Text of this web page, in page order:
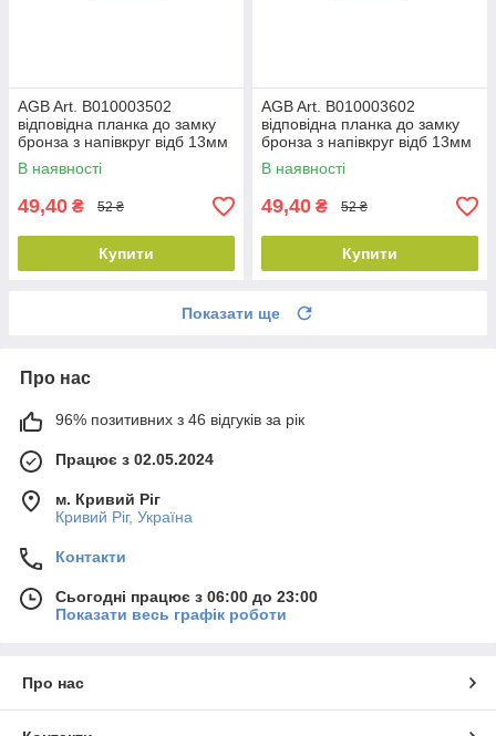
AGB Art. B010003502
відповідна планка до замку
бронза з напівкруг відб 13мм
пр DX
В наявності
49,40 ₴ 52 ₴
Купити
AGB Art. B010003602
відповідна планка до замку
бронза з напівкруг відб 13мм
лів SX
В наявності
49,40 ₴ 52 ₴
Купити
Показати ще
Про нас
96% позитивних з 46 відгуків за рік
Працює з 02.05.2024
м. Кривий Ріг
Кривий Ріг, Україна
Контакти
Сьогодні працює з 06:00 до 23:00
Показати весь графік роботи
Про нас